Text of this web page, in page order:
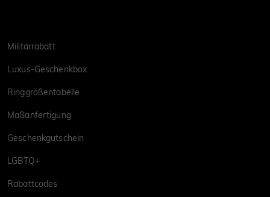
Militärrabatt
Luxus-Geschenkbox
Ringgrößentabelle
Maßanfertigung
Geschenkgutschein
LGBTQ+
Rabattcodes